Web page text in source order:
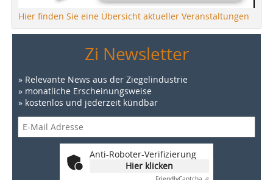
Hier finden Sie eine Übersicht aktueller Veranstaltungen
Zi Newsletter
» Relevante News aus der Ziegelindustrie
» monatliche Erscheinungsweise
» kostenlos und jederzeit kündbar
Anti-Roboter-Verifizierung
Hier klicken